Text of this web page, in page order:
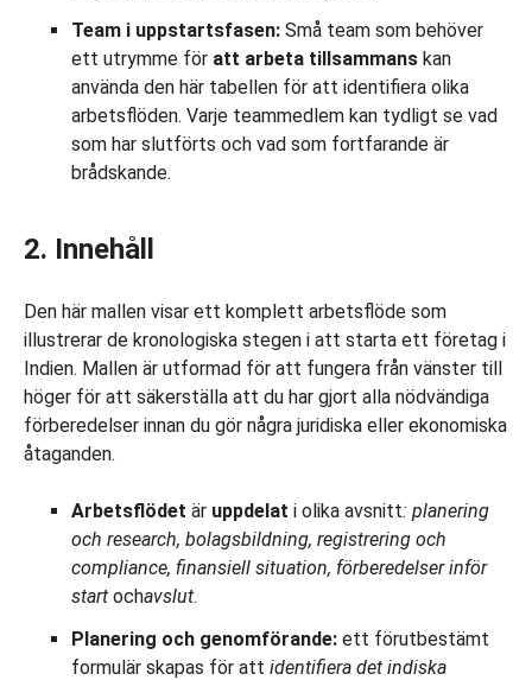
Team i uppstartsfasen: Små team som behöver
ett utrymme för att arbeta tillsammans kan
använda den här tabellen för att identifiera olika
arbetsflöden. Varje teammedlem kan tydligt se vad
som har slutförts och vad som fortfarande är
brådskande.
2. Innehåll
Den här mallen visar ett komplett arbetsflöde som
illustrerar de kronologiska stegen i att starta ett företag i
Indien. Mallen är utformad för att fungera från vänster till
höger för att säkerställa att du har gjort alla nödvändiga
förberedelser innan du gör några juridiska eller ekonomiska
åtaganden.
Arbetsflödet är uppdelat i olika avsnitt: planering
och research, bolagsbildning, registrering och
compliance, finansiell situation, förberedelser inför
start ochavslut.
Planering och genomförande: ett förutbestämt
formulär skapas för att identifiera det indiska